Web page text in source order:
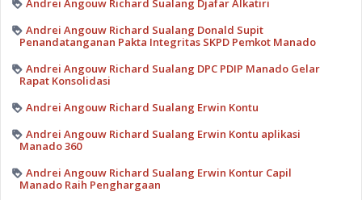
Andrei Angouw Richard Sualang Djafar Alkatiri
Andrei Angouw Richard Sualang Donald Supit
Penandatanganan Pakta Integritas SKPD Pemkot Manado
Andrei Angouw Richard Sualang DPC PDIP Manado Gelar
Rapat Konsolidasi
Andrei Angouw Richard Sualang Erwin Kontu
Andrei Angouw Richard Sualang Erwin Kontu aplikasi
Manado 360
Andrei Angouw Richard Sualang Erwin Kontur Capil
Manado Raih Penghargaan